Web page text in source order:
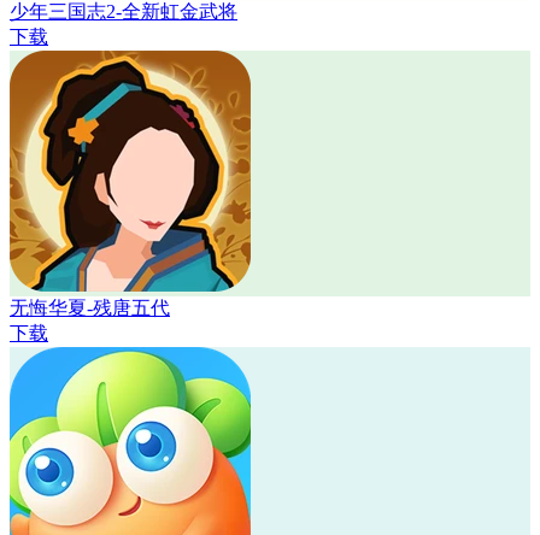
少年三国志2-全新虹金武将
下载
无悔华夏-残唐五代
下载